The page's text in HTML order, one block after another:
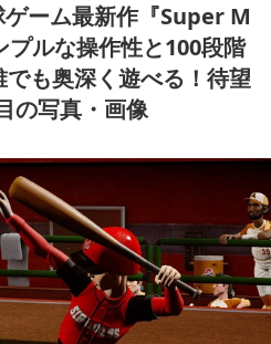
ーム最新作『Super M
ルな操作性と100段階
も奥深く遊べる！待望
の写真・画像